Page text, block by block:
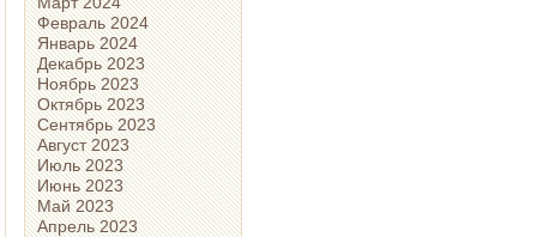
Февраль 2024
Январь 2024
Декабрь 2023
Ноябрь 2023
Октябрь 2023
Сентябрь 2023
Август 2023
Июль 2023
Июнь 2023
Май 2023
Апрель 2023